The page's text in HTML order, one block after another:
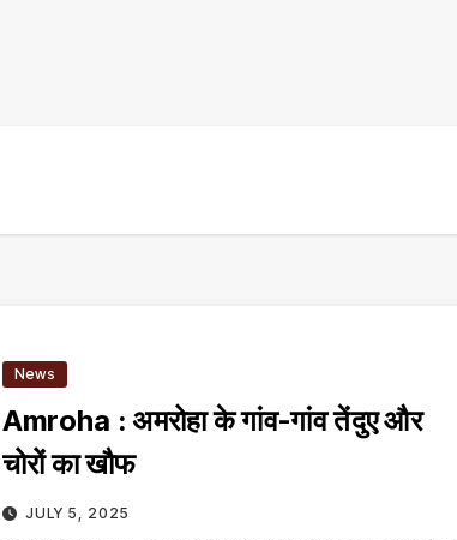
News
Amroha : अमरोहा के गांव-गांव तेंदुए और
चोरों का खौफ
JULY 5, 2025